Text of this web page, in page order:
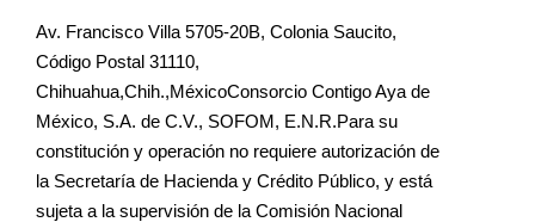
Av. Francisco Villa 5705-20B, Colonia Saucito,
Código Postal 31110,
Chihuahua,Chih.,MéxicoConsorcio Contigo Aya de
México, S.A. de C.V., SOFOM, E.N.R.Para su
constitución y operación no requiere autorización de
la Secretaría de Hacienda y Crédito Público, y está
sujeta a la supervisión de la Comisión Nacional